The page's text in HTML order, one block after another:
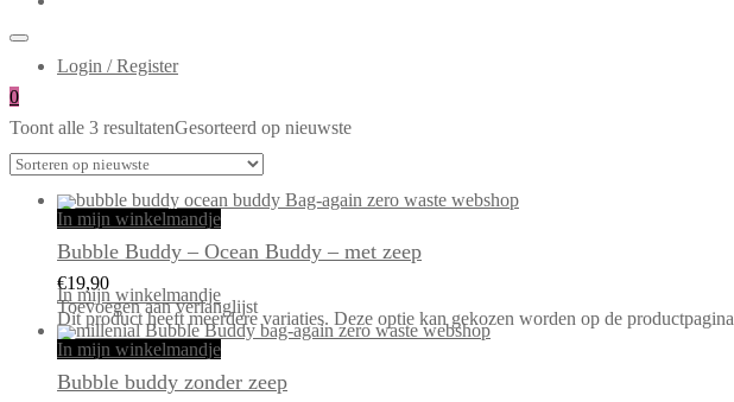
Login / Register
0
Toont alle 3 resultatenGesorteerd op nieuwste
In mijn winkelmandje
Bubble Buddy – Ocean Buddy – met zeep
€19,90
In mijn winkelmandje
Toevoegen aan verlanglijst
Dit product heeft meerdere variaties. Deze optie kan gekozen worden op de productpagina
In mijn winkelmandje
Bubble buddy zonder zeep